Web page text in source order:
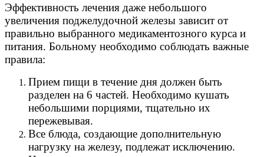
Эффективность лечения даже небольшого
увеличения поджелудочной железы зависит от
правильно выбранного медикаментозного курса и
питания. Больному необходимо соблюдать важные
правила:
Прием пищи в течение дня должен быть
разделен на 6 частей. Необходимо кушать
небольшими порциями, тщательно их
пережевывая.
Все блюда, создающие дополнительную
нагрузку на железу, подлежат исключению.